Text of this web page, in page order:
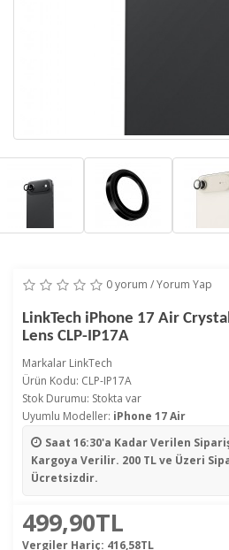
0 yorum /Yorum Yap
LinkTech iPhone 17 Air
Lens CLP-IP17A
Markalar LinkTech
Ürün Kodu: CLP-IP17A
Stok Durumu: Stokta var
Uyumlu Modeller: iPhone 17 Air
Saat 16:30'a Kadar Verilen
Kargoya Verilir. 200 TL ve Üzeri
Ücretsizdir.
499,90TL
Vergiler Hariç: 416,58TL